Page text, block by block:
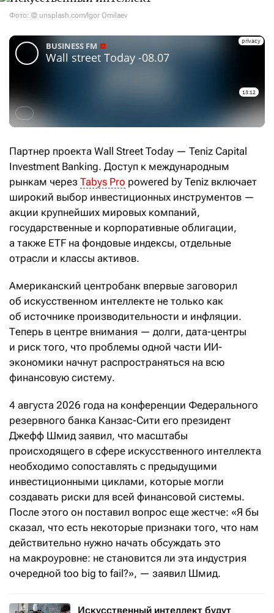
Фото: © unsplash.com/Igor Omilaev
Партнер проекта Wall Street Today — Teniz Capital
Investment Banking. Доступ к международным
рынкам через Tabys Pro powered by Teniz включает
широкий выбор инвестиционных инструментов —
акции крупнейших мировых компаний,
государственные и корпоративные облигации,
а также ETF на фондовые индексы, отдельные
отрасли и классы активов.
Американский центробанк впервые заговорил
об искусственном интеллекте не только как
об источнике производительности и инфляции.
Теперь в центре внимания — долги, дата-центры
и риск того, что проблемы одной части ИИ-
экономики начнут распространяться на всю
финансовую систему.
4 августа 2026 года на конференции Федерального
резервного банка Канзас-Сити его президент
Джефф Шмид заявил, что масштабы
происходящего в сфере искусственного интеллекта
необходимо сопоставлять с предыдущими
инвестиционными циклами, которые могли
создавать риски для всей финансовой системы.
После этого он поставил вопрос еще жестче: «Я бы
сказал, что есть некоторые признаки того, что нам
действительно нужно начать обсуждать это
на макроуровне: не становится ли эта индустрия
очередной too big to fail?», — заявил Шмид.
Искусственный интеллект будут